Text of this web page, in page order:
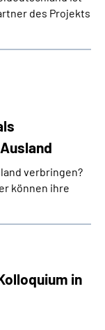
des Projekts
verbringen?
können ihre
in